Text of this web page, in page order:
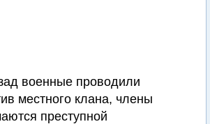
военные проводили
местного клана, члены
преступной